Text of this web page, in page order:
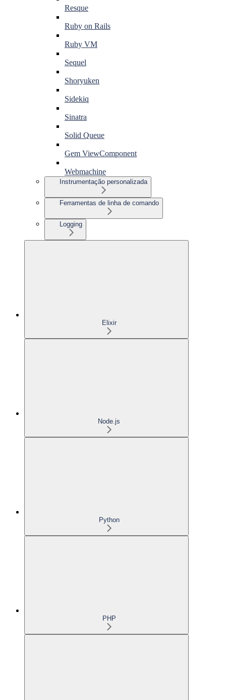
Resque
Ruby on Rails
Ruby VM
Sequel
Shoryuken
Sidekiq
Sinatra
Solid Queue
Gem ViewComponent
Webmachine
Instrumentação personalizada
Ferramentas de linha de comando
Logging
Elixir
Node.js
Python
PHP